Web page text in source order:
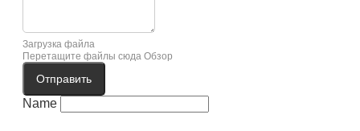
Загрузка файла
Перетащите файлы сюда Обзор
Отправить
Name